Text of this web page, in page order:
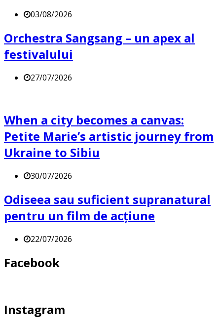
03/08/2026
Orchestra Sangsang – un apex al
festivalului
27/07/2026
When a city becomes a canvas:
Petite Marie’s artistic journey from
Ukraine to Sibiu
30/07/2026
Odiseea sau suficient supranatural
pentru un film de acțiune
22/07/2026
Facebook
Instagram